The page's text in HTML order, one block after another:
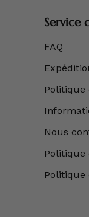
Service
FAQ
Politique
Nous
Politique
Politique